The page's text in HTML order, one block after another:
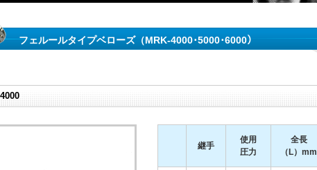
フェルールタイプベローズ（MRK-4000･5000･6000）
継手
使用
圧力
全長
（L）mm